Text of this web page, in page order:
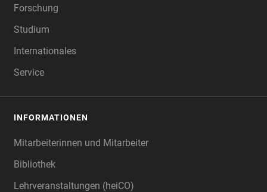
Forschung
Studium
Internationales
Service
INFORMATIONEN
Mitarbeiterinnen und Mitarbeiter
Bibliothek
Lehrveranstaltungen (heiCO)